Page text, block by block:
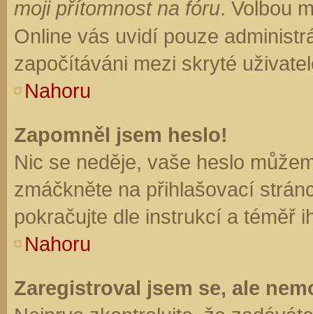
moji přítomnost na fóru. Volbou
Online vás uvidí pouze
započítáváni mezi skryté
Nahoru
Zapomněl jsem heslo!
Nic se neděje, vaše heslo
zmáčkněte na přihlašovací
pokračujte dle instrukcí a téměř
Nahoru
Zaregistroval jsem se, ale